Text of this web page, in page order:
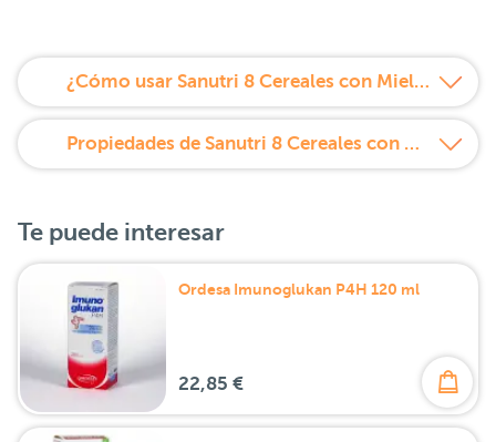
¿Cómo usar Sanutri 8 Cereales con Miel 600 g?
Propiedades de Sanutri 8 Cereales con Miel 600 g
Te puede interesar
Ordesa Imunoglukan P4H 120 ml
22,85 €